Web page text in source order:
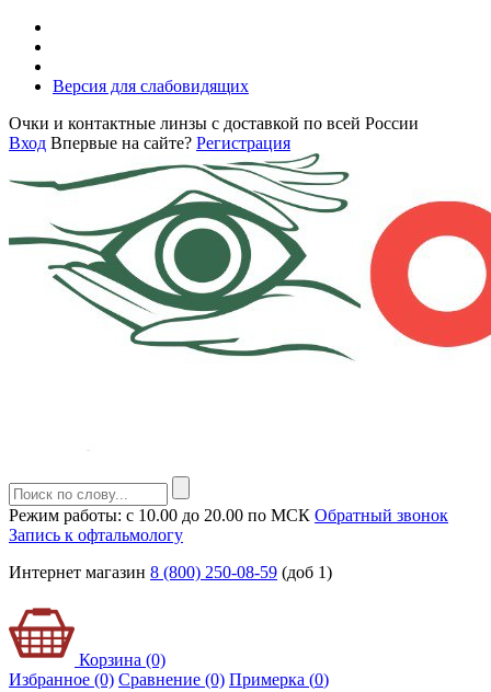
Версия для слабовидящих
Очки и контактные линзы с доставкой по всей России
Вход Впервые на сайте? Регистрация
Режим работы: с 10.00 до 20.00 по МСК Обратный звонок
Запись к офтальмологу
Интернет магазин 8 (800) 250-08-59 (доб 1)
Корзина (0)
Избранное (0) Сравнение (0) Примерка (0)